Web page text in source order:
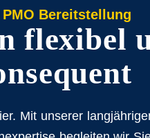
Bereitstellung
fle­xi­bel
Mit un­se­rer